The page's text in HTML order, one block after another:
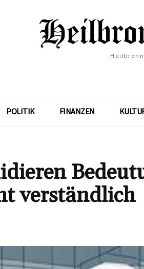
POLITIK FINANZEN
verständlich